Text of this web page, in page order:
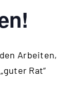
Arbeiten,
Rat“